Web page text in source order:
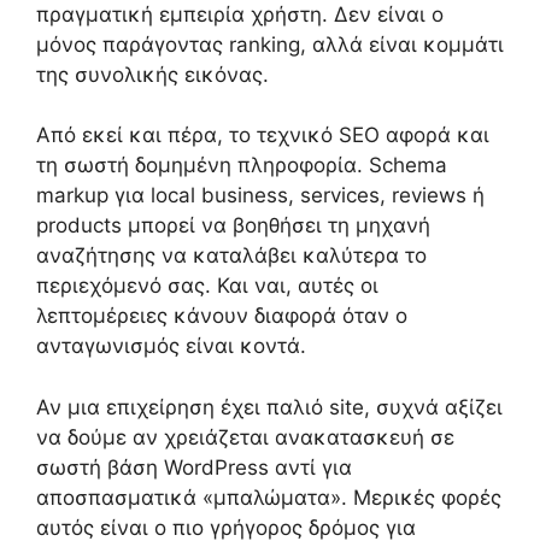
πραγματική εμπειρία χρήστη. Δεν είναι ο
μόνος παράγοντας ranking, αλλά είναι κομμάτι
της συνολικής εικόνας.
Από εκεί και πέρα, το τεχνικό SEO αφορά και
τη σωστή δομημένη πληροφορία. Schema
markup για local business, services, reviews ή
products μπορεί να βοηθήσει τη μηχανή
αναζήτησης να καταλάβει καλύτερα το
περιεχόμενό σας. Και ναι, αυτές οι
λεπτομέρειες κάνουν διαφορά όταν ο
ανταγωνισμός είναι κοντά.
Αν μια επιχείρηση έχει παλιό site, συχνά αξίζει
να δούμε αν χρειάζεται ανακατασκευή σε
σωστή βάση WordPress αντί για
αποσπασματικά «μπαλώματα». Μερικές φορές
αυτός είναι ο πιο γρήγορος δρόμος για